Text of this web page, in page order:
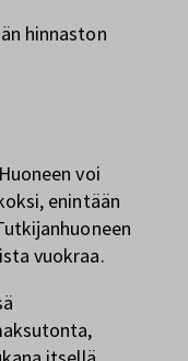
hinnaston
voi
enintään
vuokraa.